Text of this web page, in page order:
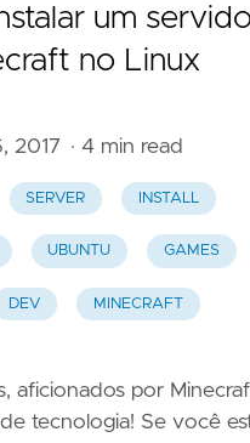
um
no Linux
2017 · 4 min read
SERVER INSTALL
UBUNTU GAMES
DEV MINECRAFT
aficionados por
tecnologia! Se você